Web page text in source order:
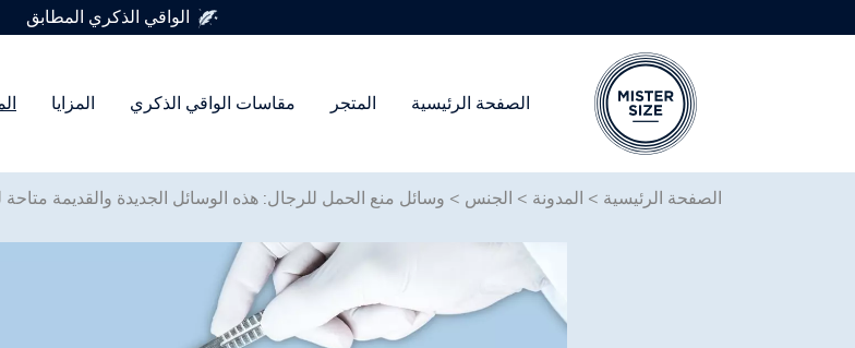
الصفحة الرئيسية المتجر مقاسات الواقي الذكري المزايا
متوفر في 7 أحجام للواقي الذكري
الصفحة الرئيسية > المدونة > الجنس > وسائل منع الحمل للرجال: هذه الوسائل الجديدة والقديمة متاحة